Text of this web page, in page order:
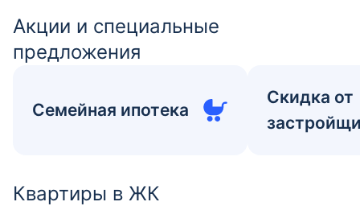
Акции и специальные
предложения
Семейная ипотека
Скидка от
Квартиры в ЖК